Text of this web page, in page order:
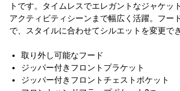
トです。タイムレスでエレガントなジャケッ
アクティビティシーンまで幅広く活躍。フー
で、スタイルに合わせてシルエットを変更で
取り外し可能なフード
ジッパー付きフロントプラケット
ジッパー付きフロントチェストポケット